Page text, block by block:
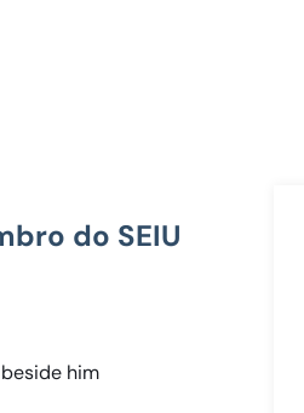
do SEIU